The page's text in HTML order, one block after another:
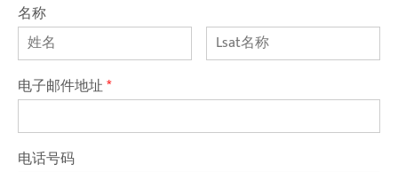
名称
电子邮件地址*
电话号码